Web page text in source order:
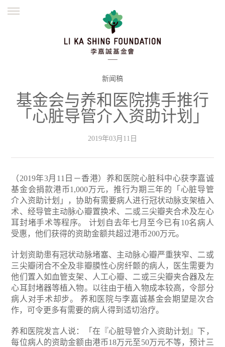
並肩同行
繁體
新闻稿
基金会与养和医院携手推行
「心脏导管介入资助计划」
2019年03月11日
（2019年3月11日－香港）养和医院心脏科中心获李嘉诚
基金会捐款港币1,000万元，推行为期三年的「心脏导管
介入资助计划」，协助有需要病人进行冠状动脉支架植入
术、经导管主动脉心瓣置换术、二或三尖瓣夹合术及左心
耳封堵手术等程序。
计划自去年七月至今已有10名病人
受惠，他们获得的资助金额共超过港币200万元。
计划资助患有冠状动脉堵塞、主动脉心瓣严重狭窄、二或
三尖瓣闭合不全及非瓣膜性心房纤颤的病人，医生需要为
他们置入如血管支架、人工心瓣、二或三尖瓣夹合器及左
心耳封堵器等植入物。以往由于植入物成本较高，令部分
病人对手术却步。
养和医院与李嘉诚基金会期望是次合
作，可令更多有需要的病人得到适切治疗。
养和医院发言人说：「在『心脏导管介入资助计划』下，
每位病人的资助金额由港币18万元至50万元不等，预计三